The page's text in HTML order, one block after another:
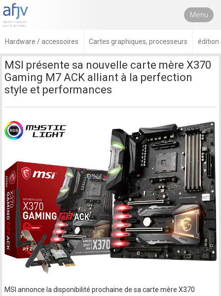
Menu
Hardware / accessoires Cartes graphiques, processeurs édition
MSI présente sa nouvelle carte mère X370
Gaming M7 ACK alliant à la perfection
style et performances
MSI annonce la disponibilité prochaine de sa carte mère X370